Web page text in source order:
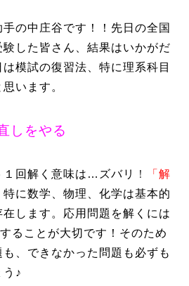
の中庄谷です！！先日の全国
した皆さん、結果はいかがだ
模試の復習法、特に理系科目
います。
しをやる
１回解く意味は…ズバリ ！
「解
特に数学、物理、化学は基本的
します。応用問題を解くには
ることが大切です！そのため
、できなかった問題も必ずも
う♪